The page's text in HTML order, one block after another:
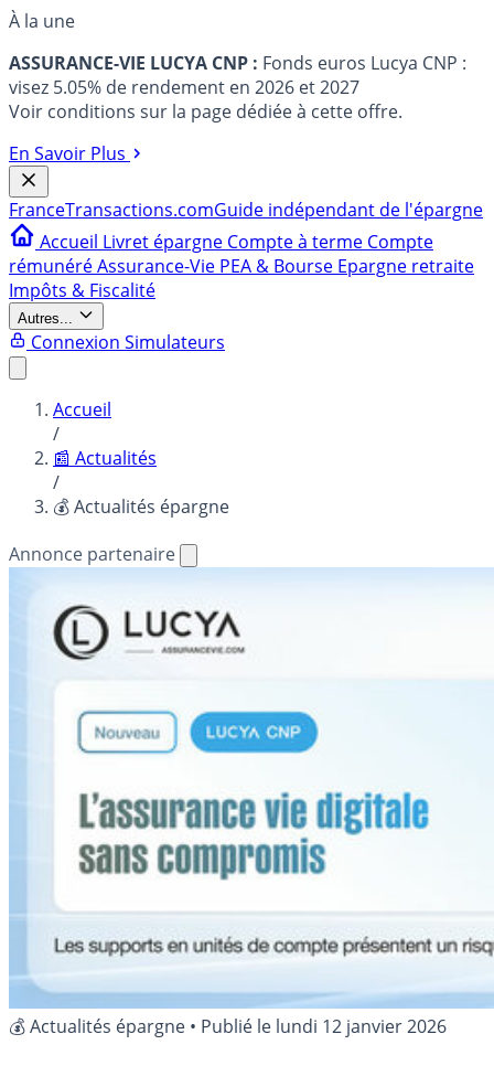
À la une
ASSURANCE-VIE LUCYA CNP : Fonds euros Lucya CNP :
visez 5.05% de rendement en 2026 et 2027
Voir conditions sur la page dédiée à cette offre.
En Savoir Plus
FranceTransactions.comGuide indépendant de l'épargne
Accueil Livret épargne Compte à terme Compte
rémunéréAssurance-Vie PEA & Bourse Epargne retraite
Impôts & Fiscalité
Autres...
Connexion Simulateurs
Accueil
/
📰 Actualités
/
💰 Actualités épargne
Annonce partenaire
💰 Actualités épargne • Publié le lundi 12 janvier 2026